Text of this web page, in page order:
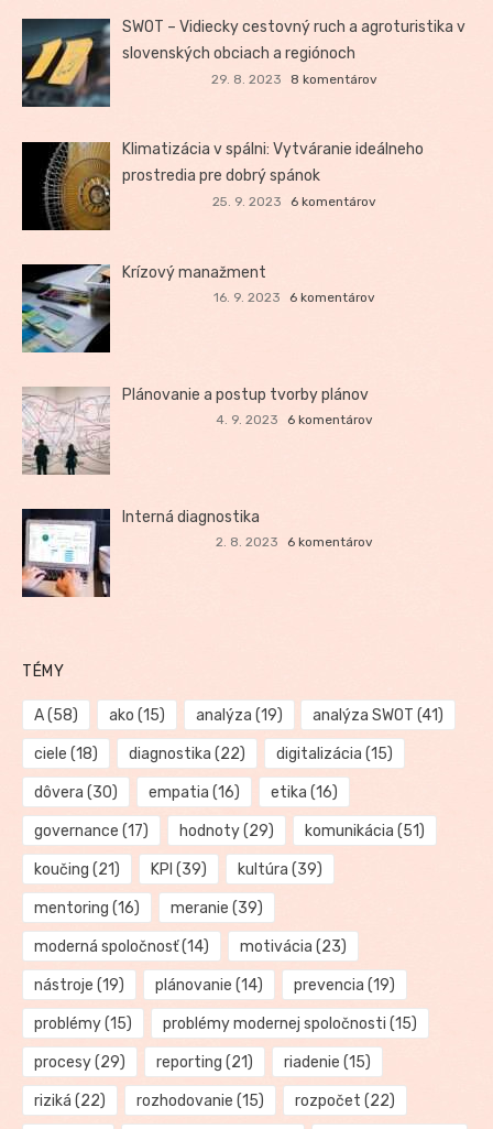
SWOT – Vidiecky cestovný ruch a agroturistika v
slovenských obciach a regiónoch
29. 8. 2023 8 komentárov
Klimatizácia v spálni: Vytváranie ideálneho
prostredia pre dobrý spánok
25. 9. 2023 6 komentárov
Krízový manažment
16. 9. 2023 6 komentárov
Plánovanie a postup tvorby plánov
4. 9. 2023 6 komentárov
Interná diagnostika
2. 8. 2023 6 komentárov
TÉMY
A(58) ako (15) analýza (19) analýza SWOT (41)
ciele (18) diagnostika (22) digitalizácia (15)
dôvera (30) empatia (16) etika (16)
governance (17) hodnoty(29) komunikácia (51)
koučing (21) KPI (39) kultúra (39)
mentoring (16) meranie (39)
moderná spoločnosť(14) motivácia (23)
nástroje (19) plánovanie (14) prevencia (19)
problémy(15) problémy modernej spoločnosti (15)
procesy(29) reporting (21) riadenie (15)
riziká (22) rozhodovanie (15) rozpočet (22)